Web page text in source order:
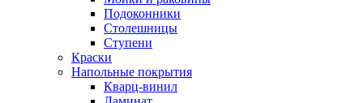
Подоконники
Столешницы
Ступени
Краски
Напольные покрытия
Кварц-винил